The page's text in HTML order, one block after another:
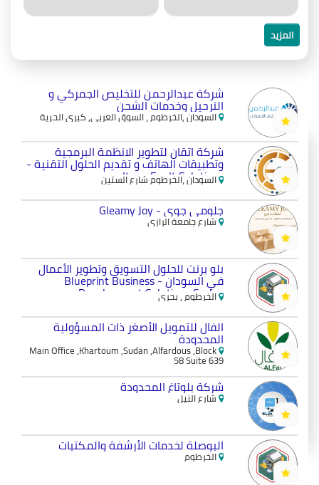
المزيد
شركة عبدالرحمن للتخليص الجمركي و
الترحيل وخدمات الشحن
السودان ,الخرطوم ، السوق العربي, كبري الحرية
شركة اتقان لتطوير الانظمة البرمجية
وتطبيقات الهاتف و تقديم الحلول التقنية -
Itqan For It Solutions
السودان ،الخرطوم شارع الستين
جلومي جوي - Gleamy Joy
شارع جامعة الرازي
بلو برنت للحلول التسويق وتطوير الأعمال
في السودان - Blueprint Business
Development Solutions Sudan
الخرطوم , بحري
الفال للتمويل الأصغر ذات المسؤولية
المحدودة
Main Office ,Khartoum ,Sudan ,Alfardous ,Block
58 Suite 639
شركة بلوتاغ المحدودة
شارع النيل
البوصلة لخدمات الأرشفة والمكتبات
الخرطوم